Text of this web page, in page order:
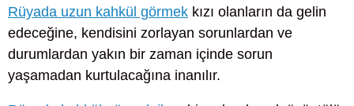
Rüyada uzun kahkül görmek kızı olanların da gelin
edeceğine, kendisini zorlayan sorunlardan ve
durumlardan yakın bir zaman içinde sorun
yaşamadan kurtulacağına inanılır.